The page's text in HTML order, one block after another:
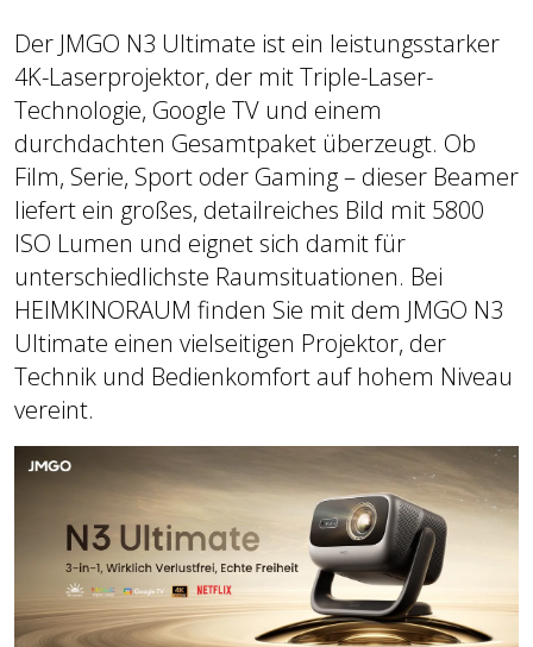
Der JMGO N3 Ultimate ist ein leistungsstarker
4K-Laserprojektor, der mit Triple-Laser-
Technologie, Google TV und einem
durchdachten Gesamtpaket überzeugt. Ob
Film, Serie, Sport oder Gaming – dieser Beamer
liefert ein großes, detailreiches Bild mit 5800
ISO Lumen und eignet sich damit für
unterschiedlichste Raumsituationen. Bei
HEIMKINORAUM finden Sie mit dem JMGO N3
Ultimate einen vielseitigen Projektor, der
Technik und Bedienkomfort auf hohem Niveau
vereint.